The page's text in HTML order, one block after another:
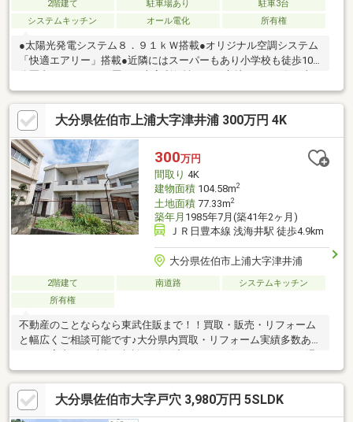
2階建て 駐車場あり
駐車3台
システムキッチン
オール電化 所有権
●太陽光発電システム８．９１ｋＷ搭載●オリジナル空調システム
「快適エアリー」搭載●近隣にはスーパーもあり小学校も徒歩10
の自然に囲まれた環境の中、大きい病院も近隣にあります！●防
蟻処理済み 内覧も可能ですので、ぜひお気軽にお問い合わせく
ださい！大分県佐伯市上浦大字津井浦 300万円 4K
300万円
間取り 4K
建物面積104.58m2
土地面積77.33m2
築年月 1985年7月(築41年2ヶ月)
ＪＲ日豊本線 浅海井駅 徒歩4.9km
大分県佐伯市上浦大字津井浦
2階建て 南道路
システムキッチン
所有権
不動産のことならなら東武住販まで！！買取・販売・リフォーム
と幅広くご相談可能です♪大分県内買取・リフォーム実績多数あ
な対応を心掛けご対応致します。海辺まで徒歩3分。鉄筋コンクリ
ートの安心感に包まれており、都会の喧騒を忘れ特別な日常を感
じることができます♪その他周辺物件も全てご案内可能です♪お客
様のライフスタイルに合わせた物件のご提案を致します。※ロー
大分県佐伯市大字戸穴 3,980万円 5SLDK